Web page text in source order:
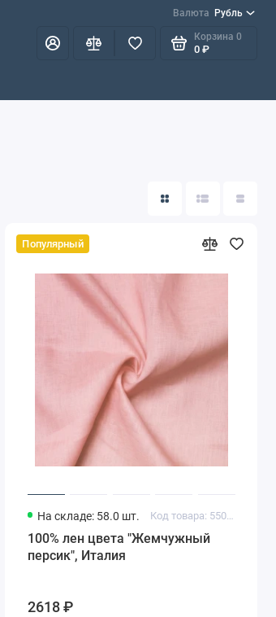
Валюта Рубль
Корзина 0
0 ₽
Популярный
На складе: 58.0 шт. Код товара: 55030411
100% лен цвета "Жемчужный
персик", Италия
2618 ₽